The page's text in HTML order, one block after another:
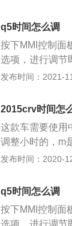
板或结构件，
仪表盘。仪表
仪表盘上有车门
关好，指示灯亮
越多，应该养成
q5时间怎么调
按下MMI控制面
选项，进行调节
统”的英文缩写
车，国内的叫做
官方指导价：
五、国六两种排
轴距为2908mm
直列4缸涡轮增
本最大功率
发布时间：2021-
2015crv时间怎
这款车需要使用
调整小时的，m
的销量还是不错
的车型是一款
增压发动机代
米，最大功率转
发布时间：2020-
q5时间怎么调
按下MMI控制面
选项，进行调节